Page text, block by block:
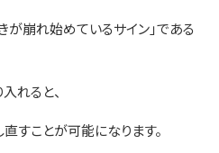
が崩れ始めているサイン」である
れると、
すことが可能になります。